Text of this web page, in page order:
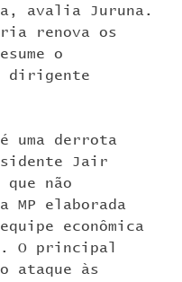
avalia Juruna.
renova os
o
dirigente
uma derrota
Jair
que não
MP elaborada
econômica
O principal
ataque às